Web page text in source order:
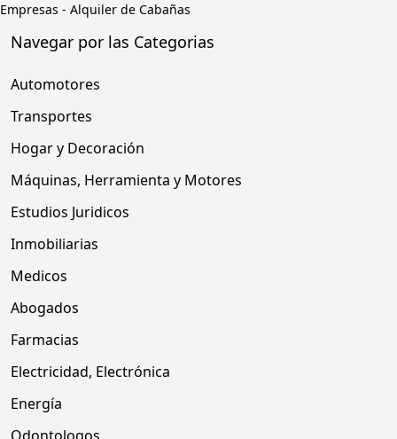
Empresas - Alquiler de Cabañas
Navegar por las Categorias
Automotores
Transportes
Hogar y Decoración
Máquinas, Herramienta y Motores
Estudios Juridicos
Inmobiliarias
Medicos
Abogados
Farmacias
Electricidad, Electrónica
Energía